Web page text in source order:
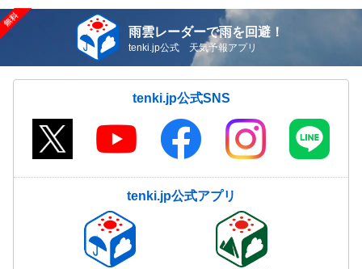
雨雲レーダーで雨を回避！
tenki.jp公式 天気予報アプリ
tenki.jp公式SNS
tenki.jp公式アプリ